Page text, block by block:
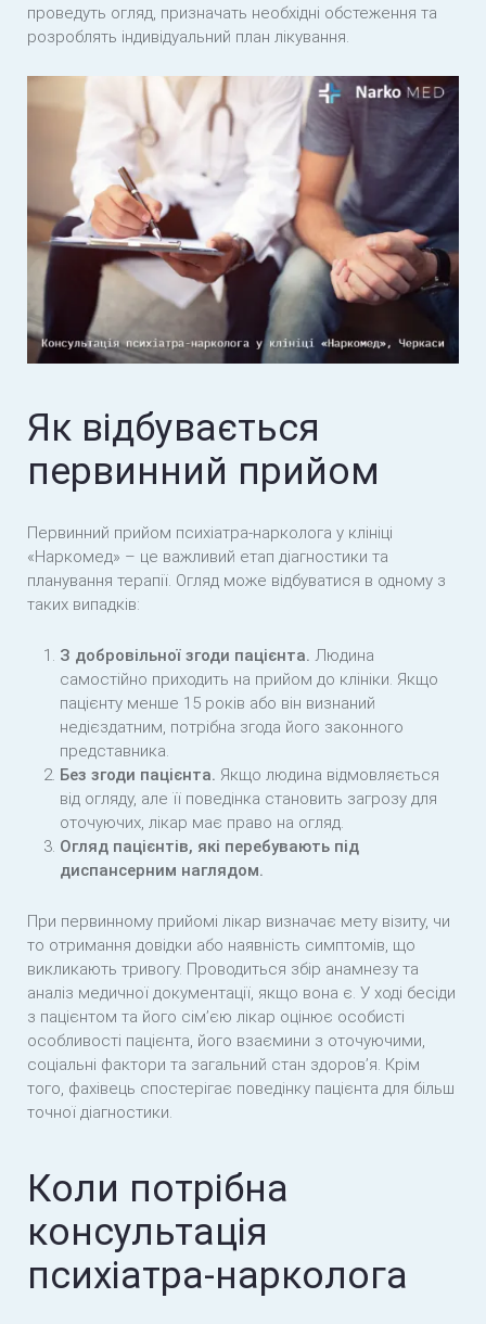
проведуть огляд, призначать необхідні обстеження та
розроблять індивідуальний план лікування.
Як відбувається
первинний прийом
Первинний прийом психіатра-нарколога у клініці
«Наркомед» – це важливий етап діагностики та
планування терапії. Огляд може відбуватися в одному з
таких випадків:
З добровільної згоди пацієнта. Людина
самостійно приходить на прийом до клініки. Якщо
пацієнту менше 15 років або він визнаний
недієздатним, потрібна згода його законного
представника.
Без згоди пацієнта. Якщо людина відмовляється
від огляду, але її поведінка становить загрозу для
оточуючих, лікар має право на огляд.
Огляд пацієнтів, які перебувають під
диспансерним наглядом.
При первинному прийомі лікар визначає мету візиту, чи
то отримання довідки або наявність симптомів, що
викликають тривогу. Проводиться збір анамнезу та
аналіз медичної документації, якщо вона є. У ході бесіди
з пацієнтом та його сім’єю лікар оцінює особисті
особливості пацієнта, його взаємини з оточуючими,
соціальні фактори та загальний стан здоров’я. Крім
того, фахівець спостерігає поведінку пацієнта для більш
точної діагностики.
Коли потрібна
консультація
психіатра-нарколога